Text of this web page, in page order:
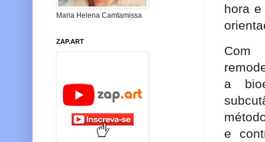
hora
Com
a
e
Maria Helena Camtamissa
ZAP.ART